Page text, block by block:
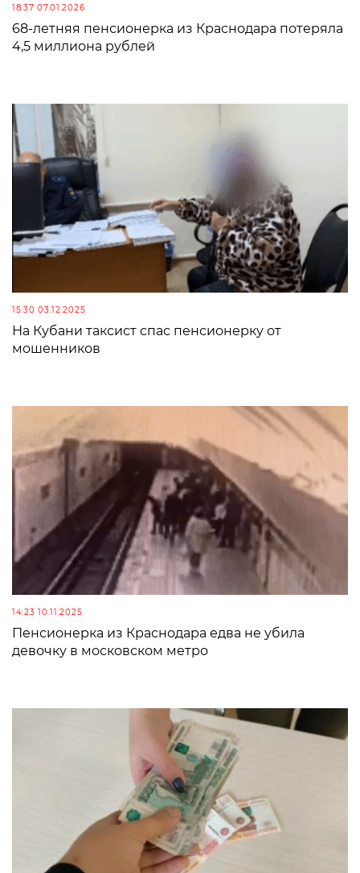
18:37 07.01.2026
68-летняя пенсионерка из Краснодара потеряла
4,5 миллиона рублей
15:30 03.12.2025
На Кубани таксист спас пенсионерку от
мошенников
14:23 10.11.2025
Пенсионерка из Краснодара едва не убила
девочку в московском метро